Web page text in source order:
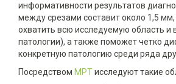
информативности результатов
между срезами составит около 1,5 мм,
охватить всю исследуемую область
патологии), а также поможет четко
конкретную патологию среди ряда
Посредством МРТисследуют такие